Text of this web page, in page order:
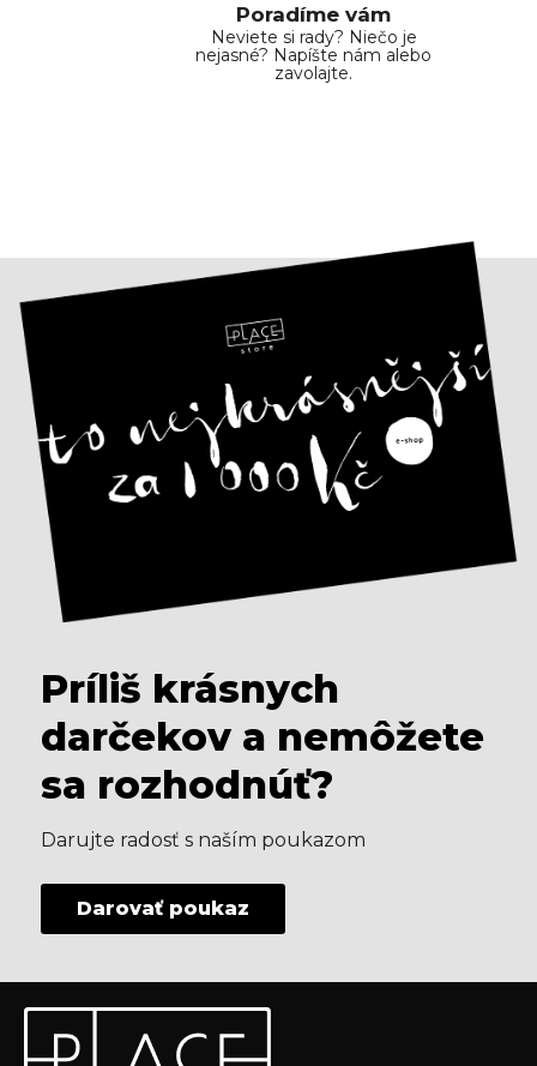
Poradíme vám
Neviete si rady? Niečo je
nejasné? Napíšte nám alebo
zavolajte.
Príliš krásnych
darčekov a nemôžete
sa rozhodnúť?
Darujte radosť s naším poukazom
Darovať poukaz
Odoberať newsletter